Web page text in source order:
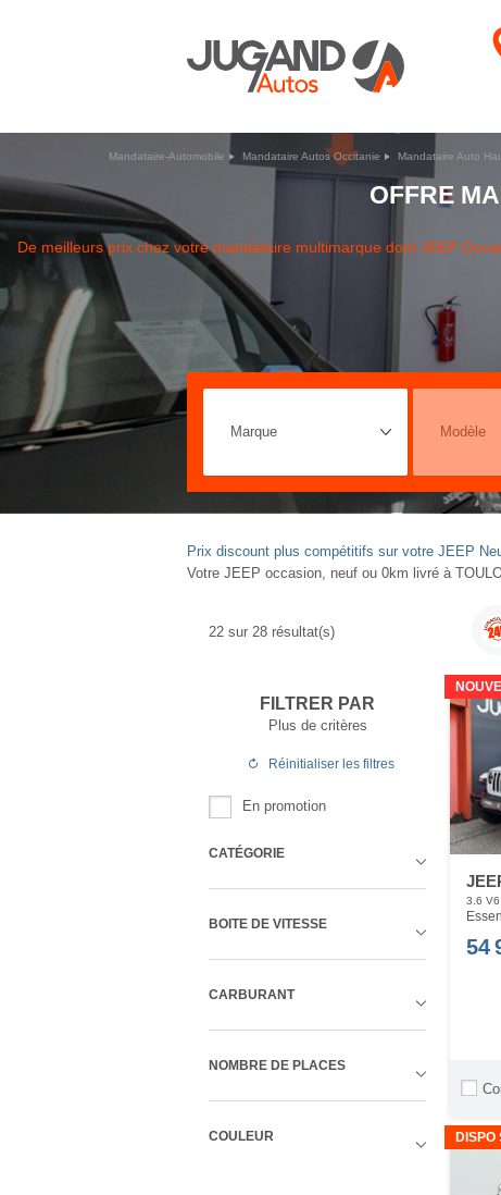
Mandataire-Automobile Mandataire Autos Occitanie Mandataire Auto
OFFRE
De meilleurs prix chez votre mandataire multimarque dont JEEP
Prix discount plus compétitifs sur votre JEEP
Votre JEEP occasion, neuf ou 0km livré à
22 sur 28 résultat(s)
FILTRER PAR
Plus de critères
Réinitialiser les filtres
En promotion
CATÉGORIE
BOITE DE VITESSE
CARBURANT
NOMBRE DE PLACES
COULEUR
3.6 V6
54
DISPO